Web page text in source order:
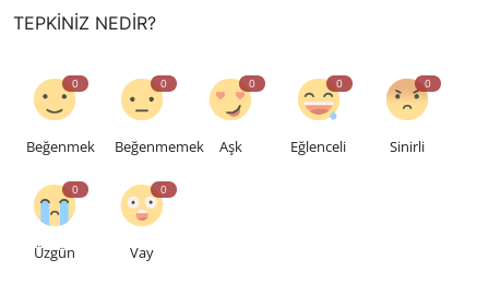
TEPKINIZ NEDIR?
0
Beğenmek
0
Beğenmemek
0
Aşk
0
Eğlenceli
0
Sinirli
0
Üzgün
0
Vay